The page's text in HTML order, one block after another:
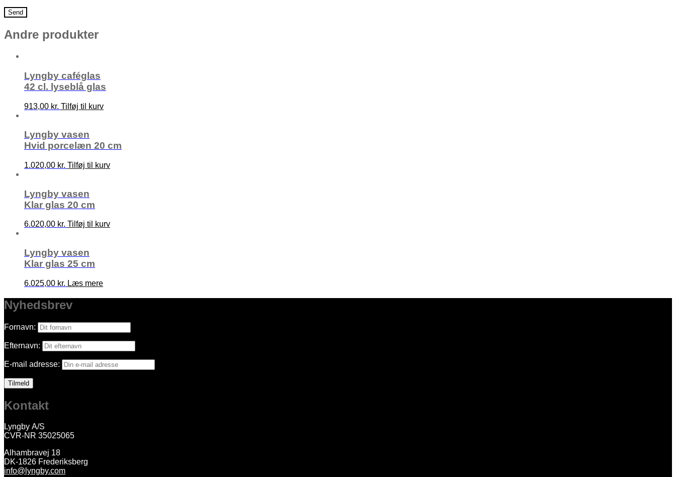
Andre produkter
Lyngby caféglas
42 cl. lyseblå glas
913,00 kr. Tilføj til kurv
Lyngby vasen
Hvid porcelæn 20 cm
1.020,00 kr. Tilføj til kurv
Lyngby vasen
Klar glas 20 cm
6.020,00 kr. Tilføj til kurv
Lyngby vasen
Klar glas 25 cm
6.025,00 kr. Læs mere
Nyhedsbrev
Fornavn:
Efternavn:
E-mail adresse:
Kontakt
Lyngby A/S
CVR-NR 35025065
Alhambravej 18
DK-1826 Frederiksberg
info@lyngby.com